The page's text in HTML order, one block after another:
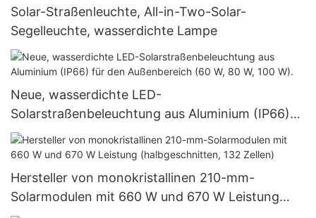
Solar-Straßenleuchte, All-in-Two-Solar-
Segelleuchte, wasserdichte Lampe
Neue, wasserdichte LED-
Solarstraßenbeleuchtung aus Aluminium (IP66)
für den Außenbereich (60 W, 80 W, 100 W).
Hersteller von monokristallinen 210-mm-
Solarmodulen mit 660 W und 670 W Leistung